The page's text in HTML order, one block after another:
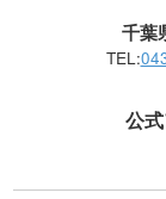
千葉
TEL:
公